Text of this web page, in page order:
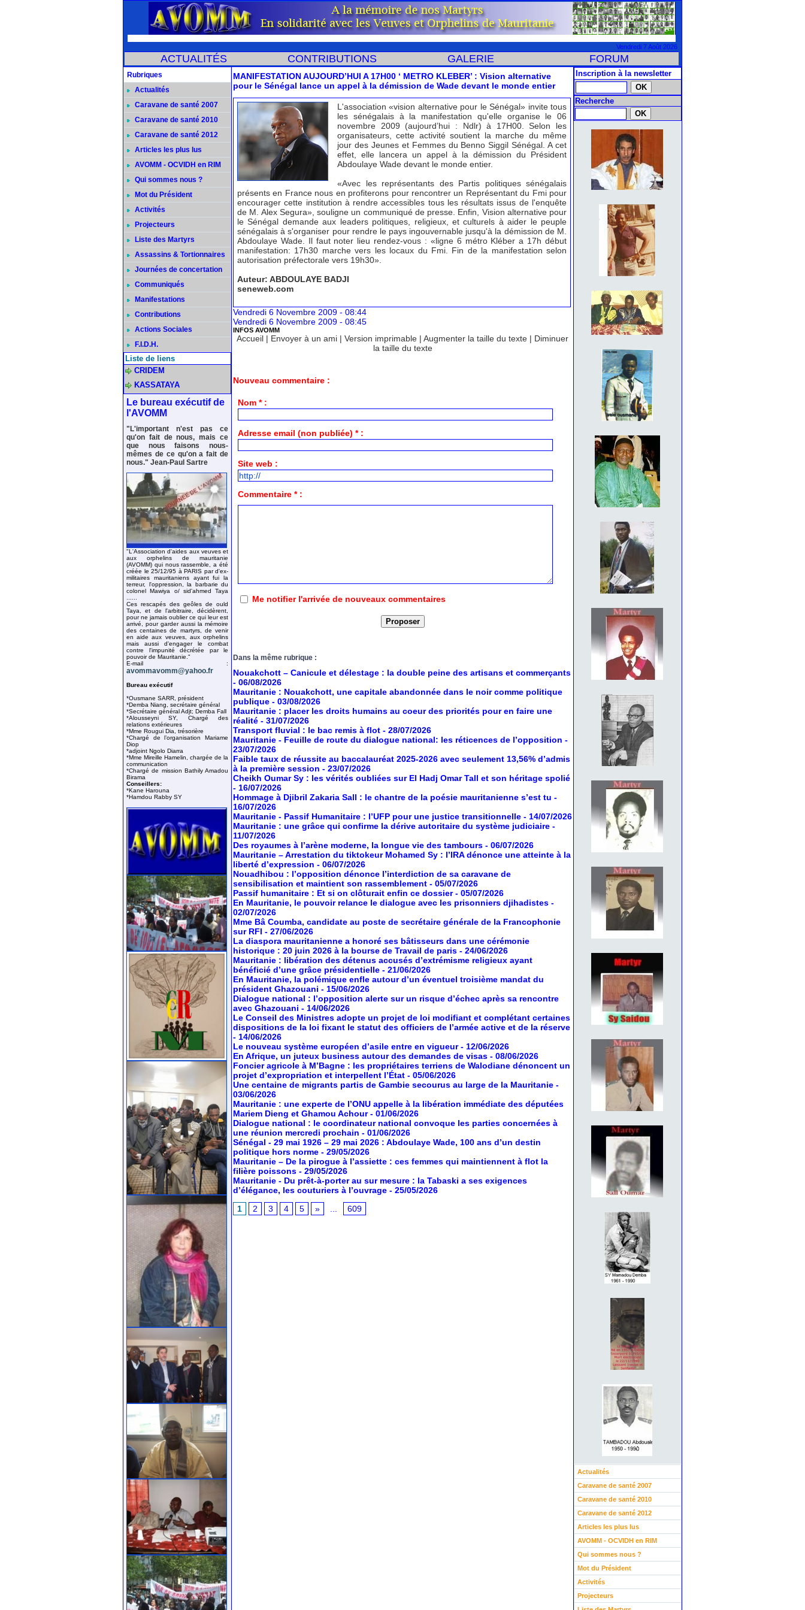
Vendredi 7 Août 2026
ACTUALITÉS CONTRIBUTIONS GALERIE FORUM
Rubriques
Actualités
Caravane de santé 2007
Caravane de santé 2010
Caravane de santé 2012
Articles les plus lus
AVOMM - OCVIDH en RIM
Qui sommes nous ?
Mot du Président
Activités
Projecteurs
Liste des Martyrs
Assassins & Tortionnaires
Journées de concertation
Communiqués
Manifestations
Contributions
Actions Sociales
F.I.D.H.
Liste de liens
CRIDEM
KASSATAYA
Le bureau exécutif de
l'AVOMM
"L'important n'est pas ce
qu'on fait de nous, mais ce
que nous faisons nous-
mêmes de ce qu'on a fait de
nous." Jean-Paul Sartre
"L'Association d'aides aux veuves et
aux orphelins de mauritanie
(AVOMM) qui nous rassemble, a été
créée le 25/12/95 à PARIS par d'ex-
militaires mauritaniens ayant fui la
terreur, l'oppression, la barbarie du
colonel Mawiya o/ sid'ahmed Taya
Ces rescapés des geôles de ould
Taya, et de l'arbitraire, décidèrent,
pour ne jamais oublier ce qui leur est
arrivé, pour garder aussi la mémoire
des centaines de martyrs, de venir
en aide aux veuves, aux orphelins
mais aussi d'engager le combat
contre l'impunité décrétée par le
pouvoir de Mauritanie."
E-mail :
avommavomm@yahoo.fr
Bureau exécutif
*Ousmane SARR, président
*Demba Niang, secrétaire général
*Secrétaire général Adjt; Demba Fall
*Alousseyni SY, Chargé des
relations extérieures
*Mme Rougui Dia, trésorière
*Chargé de l’organisation Mariame
Diop
*adjoint Ngolo Diarra
*Mme Mireille Hamelin, chargée de la
communication
*Chargé de mission Bathily Amadou
Birama
Conseillers:
*Kane Harouna
*Hamdou Rabby SY
MANIFESTATION AUJOURD’HUI A 17H00 ‘ METRO KLEBER’ : Vision alternative
pour le Sénégal lance un appel à la démission de Wade devant le monde entier
L'association «vision alternative pour le Sénégal» invite tous
les sénégalais à la manifestation qu'elle organise le 06
novembre 2009 (aujourd’hui : Ndlr) à 17H00. Selon les
organisateurs, cette activité soutient la marche du même
jour des Jeunes et Femmes du Benno Siggil Sénégal. A cet
effet, elle lancera un appel à la démission du Président
Abdoulaye Wade devant le monde entier.
«Avec les représentants des Partis politiques sénégalais
présents en France nous en profiterons pour rencontrer un Représentant du Fmi pour
encourager cette institution à rendre accessibles tous les résultats issus de l'enquête
de M. Alex Segura», souligne un communiqué de presse. Enfin, Vision alternative pour
le Sénégal demande aux leaders politiques, religieux, et culturels à aider le peuple
sénégalais à s'organiser pour rendre le pays ingouvernable jusqu'à la démission de M.
Abdoulaye Wade. Il faut noter lieu rendez-vous : «ligne 6 métro Kléber a 17h début
manifestation: 17h30 marche vers les locaux du Fmi. Fin de la manifestation selon
autorisation préfectorale vers 19h30».
Auteur: ABDOULAYE BADJI
seneweb.com
Vendredi 6 Novembre 2009 - 08:44
Vendredi 6 Novembre 2009 - 08:45
INFOS AVOMM
Accueil | Envoyer à un ami | Version imprimable | Augmenter la taille du texte | Diminuer
la taille du texte
Nouveau commentaire :
Nom * :
Adresse email (non publiée) * :
Site web :
Commentaire * :
Me notifier l'arrivée de nouveaux commentaires
Dans la même rubrique :
Nouakchott – Canicule et délestage : la double peine des artisans et commerçants
- 06/08/2026
Mauritanie : Nouakchott, une capitale abandonnée dans le noir comme politique
publique - 03/08/2026
Mauritanie : placer les droits humains au coeur des priorités pour en faire une
réalité - 31/07/2026
Transport fluvial : le bac remis à flot - 28/07/2026
Mauritanie - Feuille de route du dialogue national: les réticences de l’opposition -
23/07/2026
Faible taux de réussite au baccalauréat 2025-2026 avec seulement 13,56% d’admis
à la première session - 23/07/2026
Cheikh Oumar Sy : les vérités oubliées sur El Hadj Omar Tall et son héritage spolié
- 16/07/2026
Hommage à Djibril Zakaria Sall : le chantre de la poésie mauritanienne s’est tu -
16/07/2026
Mauritanie - Passif Humanitaire : l’UFP pour une justice transitionnelle - 14/07/2026
Mauritanie : une grâce qui confirme la dérive autoritaire du système judiciaire -
11/07/2026
Des royaumes à l’arène moderne, la longue vie des tambours - 06/07/2026
Mauritanie – Arrestation du tiktokeur Mohamed Sy : l’IRA dénonce une atteinte à la
liberté d’expression - 06/07/2026
Nouadhibou : l’opposition dénonce l’interdiction de sa caravane de
sensibilisation et maintient son rassemblement - 05/07/2026
Passif humanitaire : Et si on clôturait enfin ce dossier - 05/07/2026
En Mauritanie, le pouvoir relance le dialogue avec les prisonniers djihadistes -
02/07/2026
Mme Bâ Coumba, candidate au poste de secrétaire générale de la Francophonie
sur RFI - 27/06/2026
La diaspora mauritanienne a honoré ses bâtisseurs dans une cérémonie
historique : 20 juin 2026 à la bourse de Travail de paris - 24/06/2026
Mauritanie : libération des détenus accusés d’extrémisme religieux ayant
bénéficié d’une grâce présidentielle - 21/06/2026
En Mauritanie, la polémique enfle autour d’un éventuel troisième mandat du
président Ghazouani - 15/06/2026
Dialogue national : l’opposition alerte sur un risque d’échec après sa rencontre
avec Ghazouani - 14/06/2026
Le Conseil des Ministres adopte un projet de loi modifiant et complétant certaines
dispositions de la loi fixant le statut des officiers de l’armée active et de la réserve
- 14/06/2026
Le nouveau système européen d’asile entre en vigueur - 12/06/2026
En Afrique, un juteux business autour des demandes de visas - 08/06/2026
Foncier agricole à M’Bagne : les propriétaires terriens de Walodiane dénoncent un
projet d’expropriation et interpellent l’État - 05/06/2026
Une centaine de migrants partis de Gambie secourus au large de la Mauritanie -
03/06/2026
Mauritanie : une experte de l’ONU appelle à la libération immédiate des députées
Mariem Dieng et Ghamou Achour - 01/06/2026
Dialogue national : le coordinateur national convoque les parties concernées à
une réunion mercredi prochain - 01/06/2026
Sénégal - 29 mai 1926 – 29 mai 2026 : Abdoulaye Wade, 100 ans d’un destin
politique hors norme - 29/05/2026
Mauritanie – De la pirogue à l’assiette : ces femmes qui maintiennent à flot la
filière poissons - 29/05/2026
Mauritanie - Du prêt-à-porter au sur mesure : la Tabaski a ses exigences
d’élégance, les couturiers à l’ouvrage - 25/05/2026
1
2 3 4 5 » ... 609
Inscription à la newsletter
Recherche
Actualités
Caravane de santé 2007
Caravane de santé 2010
Caravane de santé 2012
Articles les plus lus
AVOMM - OCVIDH en RIM
Qui sommes nous ?
Mot du Président
Activités
Projecteurs